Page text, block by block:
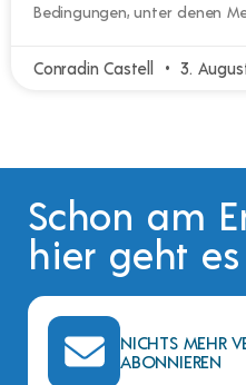
Bedingungen, unter denen
Conradin Castell 3.
Schon am
hier geht
NICHTS MEHR
ABONNIEREN